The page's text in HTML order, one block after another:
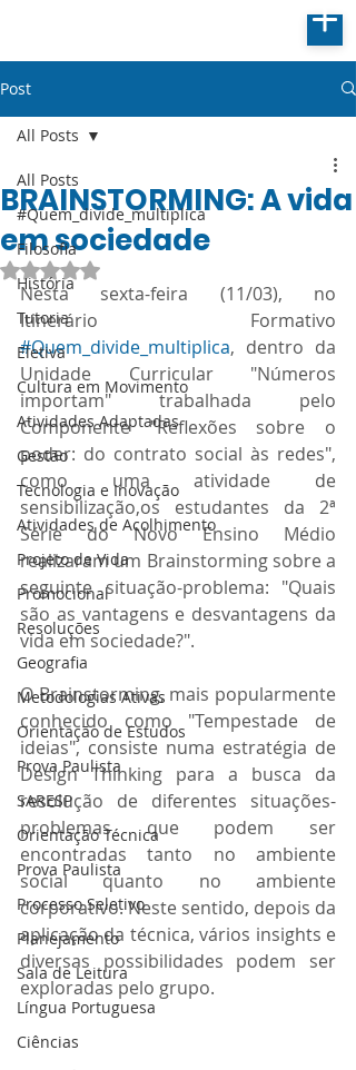
Post
All Posts
#Quem_divide_multiplica
Filosofia
História
Tutoria
Eletiva
Cultura em Movimento
Atividades Adaptadas
Gestão
Tecnologia e Inovação
Atividades de Acolhimento
Projeto de Vida
Promocional
Resoluções
Geografia
Metodologias Ativas
Orientação de Estudos
Prova Paulista
SARESP
Orientação Técnica
Prova Paulista
Processo Seletivo
Planejamento
Sala de Leitura
Língua Portuguesa
Ciências
All Posts
BRAINSTORMING: A vida
em sociedade
Avaliado com NaN de 5 estrelas.
Nesta sexta-feira (11/03), no
#Quem_divide_multiplica, dentro da
Unidade Curricular "Números
importam" trabalhada pelo
Componente "Reflexões sobre o
poder: do contrato social às redes",
como uma atividade de
sensibilização,os estudantes da 2ª
Série do Novo Ensino Médio
realizaram um Brainstorming sobre a
seguinte situação-problema: "Quais
são as vantagens e desvantagens da
vida em sociedade?".
O Brainstorming, mais popularmente
conhecido como "Tempestade de
ideias", consiste numa estratégia de
Design Thinking para a busca da
resolução de diferentes situações-
problemas que podem ser
encontradas tanto no ambiente
social quanto no ambiente
corporativo. Neste sentido, depois da
aplicação da técnica, vários insights e
diversas possibilidades podem ser
exploradas pelo grupo.